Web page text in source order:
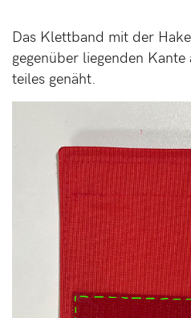
Das Klettband mit der
gegenüber liegenden
teiles genäht.